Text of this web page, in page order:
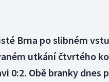
Brna po slibném
utkání čtvrtého
0:2. Obě branky